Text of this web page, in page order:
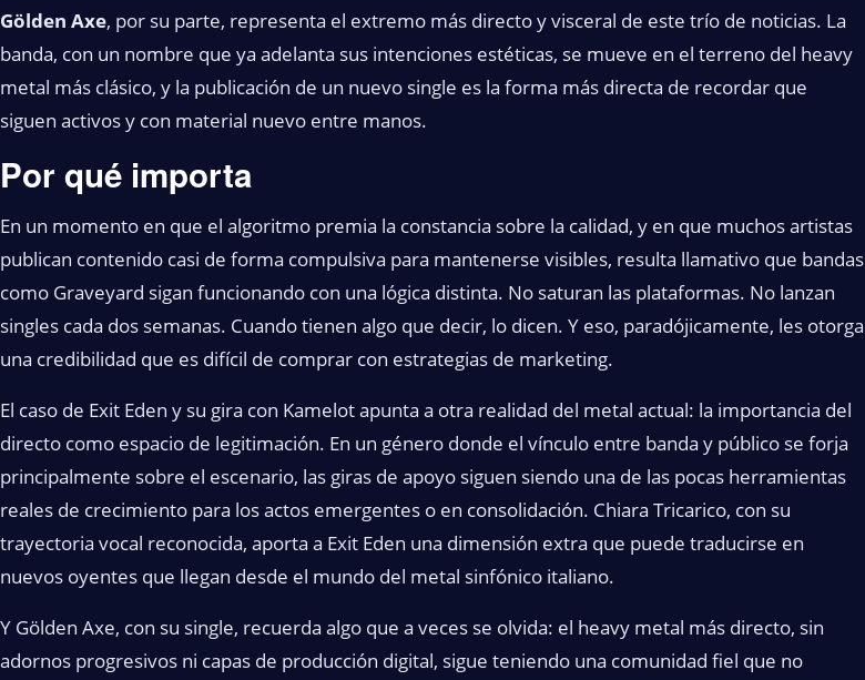
Gölden Axe, por su parte, representa el extremo más directo y visceral de este trío de noticias. La
banda, con un nombre que ya adelanta sus intenciones estéticas, se mueve en el terreno del heavy
metal más clásico, y la publicación de un nuevo single es la forma más directa de recordar que
siguen activos y con material nuevo entre manos.
Por qué importa
En un momento en que el algoritmo premia la constancia sobre la calidad, y en que muchos artistas
publican contenido casi de forma compulsiva para mantenerse visibles, resulta llamativo que bandas
como Graveyard sigan funcionando con una lógica distinta. No saturan las plataformas. No lanzan
singles cada dos semanas. Cuando tienen algo que decir, lo dicen. Y eso, paradójicamente, les otorga
una credibilidad que es difícil de comprar con estrategias de marketing.
El caso de Exit Eden y su gira con Kamelot apunta a otra realidad del metal actual: la importancia del
directo como espacio de legitimación. En un género donde el vínculo entre banda y público se forja
principalmente sobre el escenario, las giras de apoyo siguen siendo una de las pocas herramientas
reales de crecimiento para los actos emergentes o en consolidación. Chiara Tricarico, con su
trayectoria vocal reconocida, aporta a Exit Eden una dimensión extra que puede traducirse en
nuevos oyentes que llegan desde el mundo del metal sinfónico italiano.
Y Gölden Axe, con su single, recuerda algo que a veces se olvida: el heavy metal más directo, sin
adornos progresivos ni capas de producción digital, sigue teniendo una comunidad fiel que no